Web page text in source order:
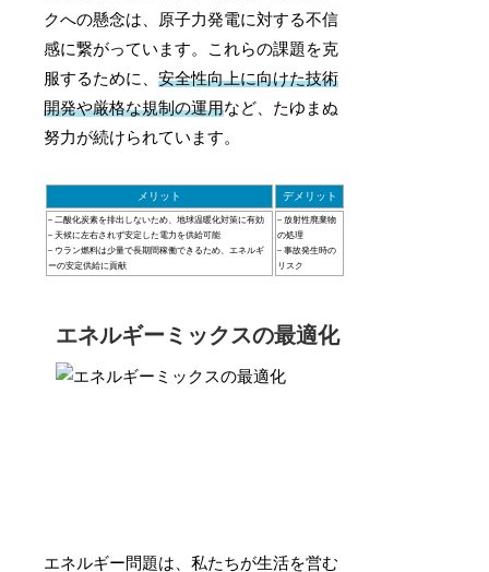
クへの懸念は、原子力発電に対する不信
感に繋がっています。これらの課題を克
服するために、安全性向上に向けた技術
開発や厳格な規制の運用など、たゆまぬ
努力が続けられています。
メリット デメリット
– 二酸化炭素を排出しないため、地球温暖化対策に有効
– 天候に左右されず安定した電力を供給可能
– ウラン燃料は少量で長期間稼働できるため、エネルギ
ーの安定供給に貢献
– 放射性廃棄物
の処理
– 事故発生時の
リスク
エネルギーミックスの最適化
エネルギー問題は、私たちが生活を営む